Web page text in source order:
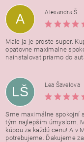
A
Alexandra Š.
Male ja je proste super.
opatovne maximalne
nainstalovat priamo do
LŠ
Lea Šavelova
Sme maximálne spokojní
tým najlepším úmyslom.
kúpou za každú cenu! A v
potrebujeme. Ďakujeme